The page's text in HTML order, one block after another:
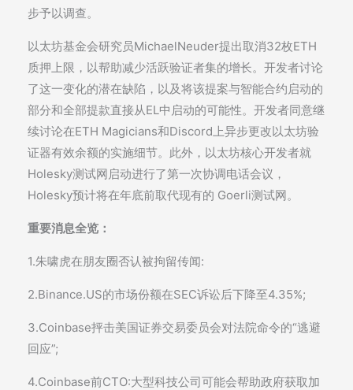
步予以调查。
以太坊基金会研究员MichaelNeuder提出取消32枚ETH
质押上限，以帮助减少活跃验证者集的增长。开发者讨论
了这一变化的潜在缺陷，以及将该提案与智能合约启动的
部分和全部提款直接从EL中启动的可能性。开发者同意继
续讨论在ETH Magicians和Discord上异步更改以太坊验
证器有效余额的实施细节。此外，以太坊核心开发者就
Holesky测试网启动进行了第一次协调电话会议，
Holesky预计将在年底前取代现有的 Goerli测试网。
重要消息全览：
1.朱啸虎在朋友圈否认被拘留传闻:
2.Binance.US的市场份额在SEC诉讼后下降至4.35%;
3.Coinbase抨击美国证券交易委员会对法院命令的“逃避
回应”;
4.Coinbase前CTO:大型科技公司可能会帮助政府获取加